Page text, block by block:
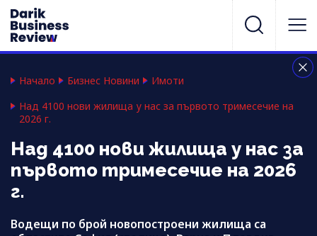
Начало Бизнес Новини
Имоти
Над 4100 нови жилища у нас за първото тримесечие на
2026 г.
Над 4100 нови жилища у нас за
първото тримесечие на 2026
г.
Водещи по брой новопостроени жилища са